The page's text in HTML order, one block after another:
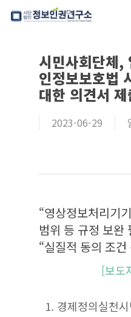
Skip
content시민사회단체,
인정보보호법
대한 의견서 제
2023-06-29
“영상정보처리기
범위 등 규정 보완
“실질적 동의 조
[보도
경제정의실천